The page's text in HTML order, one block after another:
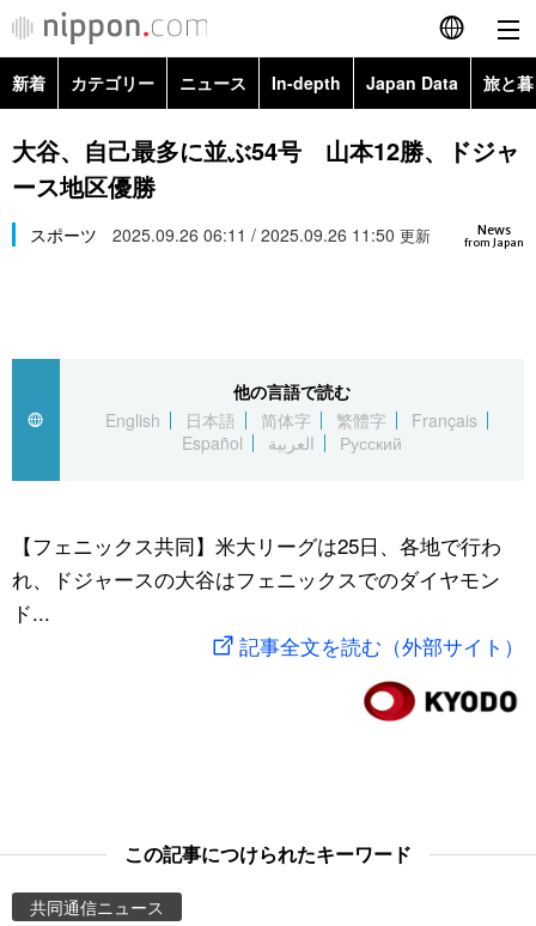
English
简体字
Русский
カテゴリー
経済・ビジネス
国際
文化
トップ
アーカイブ
In-depth
Japan Data
動画/Live
People
新着 カテゴリー ニュース In-depth Japan Data 旅と
政治・外交
経済・ビジネス
スポーツ・東京2020
Topics
大谷、自己最多に並ぶ54号 山本12勝、ドジャ
ース地区優勝
News
from Japan
スポーツ 2025.09.26 06:11 / 2025.09.26 11:50 更新
他の言語で読む
English
日本語 简体字 繁體字
Français
Español
العربية Русский
【フェニックス共同】米大リーグは25日、各地で行わ
れ、ドジャースの大谷はフェニックスでのダイヤモン
ド...
記事全文を読む（外部サイト）
この記事につけられたキーワード
共同通信ニュース